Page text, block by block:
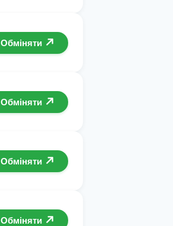
Обміняти
Обміняти
Обміняти
Обміняти